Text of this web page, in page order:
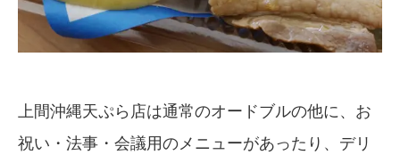
上間沖縄天ぷら店は通常のオードブルの他に、お
祝い・法事・会議用のメニューがあったり、デリ